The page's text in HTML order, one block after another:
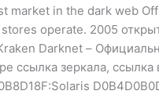
in the dark web
operate. 2005
Darknet –
ссылка зеркала,